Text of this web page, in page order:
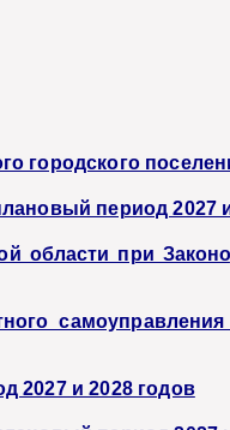
городского
период 2027
области при
самоуправления
2027 и 2028 годов